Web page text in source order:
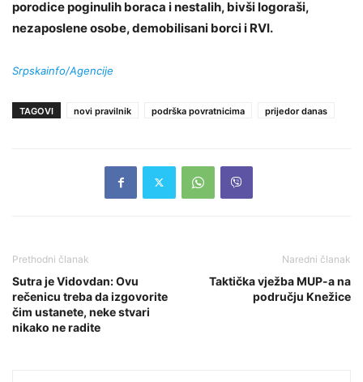
porodice poginulih boraca i nestalih, bivši logoraši,
nezaposlene osobe, demobilisani borci i RVI.
Srpskainfo/Agencije
TAGOVI novi pravilnik podrška povratnicima prijedor danas
Prethodni članak
Sutra je Vidovdan: Ovu
rečenicu treba da izgovorite
čim ustanete, neke stvari
nikako ne radite
Naredni članak
Taktička vježba MUP-a na
području Knežice